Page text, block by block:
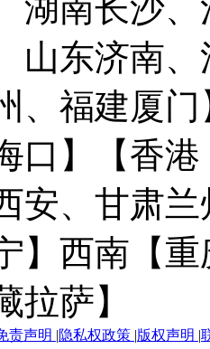
湖南长沙
山东济南
、福建厦门
口】
【香
安、甘肃
】 西南【
拉萨】
责声明 |隐私权政策 |版权声明 |